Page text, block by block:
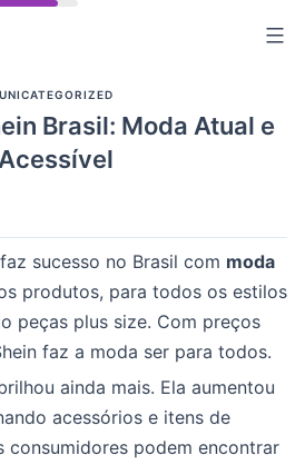
UNICATEGORIZED
Brasil: Moda Atual e
Acessível
sucesso no Brasil com moda
produtos, para todos os estilos
peças plus size. Com preços
faz a moda ser para todos.
ainda mais. Ela aumentou
acessórios e itens de
consumidores podem encontrar